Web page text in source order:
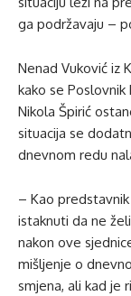
ga podržavaju –
Nenad Vuković iz
kako se
Nikola Špirić
situacija se
dnevnom redu
– Kao
istaknuti da ne
nakon ove
mišljenje o
smjena, ali kad je